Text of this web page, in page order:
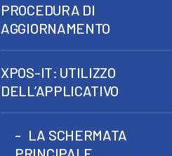
PROCEDURA DI
AGGIORNAMENTO
XPOS-IT: UTILIZZO
DELL’APPLICATIVO
LA SCHERMATA